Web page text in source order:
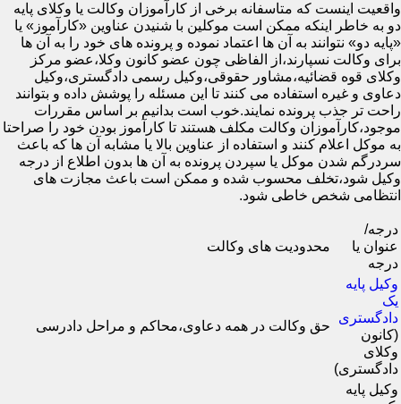
واقعیت اینست که متاسفانه برخی از کارآموزان وکالت یا وکلای پایه
دو به خاطر اینکه ممکن است موکلین با شنیدن عناوین «کارآموز» یا
«پایه دو» نتوانند به آن ها اعتماد نموده و پرونده های خود را به آن ها
برای وکالت نسپارند،از الفاظی چون عضو کانون وکلا،عضو مرکز
وکلای قوه قضائیه،مشاور حقوقی،وکیل رسمی دادگستری،وکیل
دعاوی و غیره استفاده می کنند تا این مسئله را پوشش داده و بتوانند
راحت تر جذب پرونده نمایند.خوب است بدانیم بر اساس مقررات
موجود،کارآموزان وکالت مکلف هستند تا کارآموز بودن خود را صراحتا
به موکل اعلام کنند و استفاده از عناوین بالا یا مشابه آن ها که باعث
سردرگم شدن موکل یا سپردن پرونده به آن ها بدون اطلاع از درجه
وکیل شود،تخلف محسوب شده و ممکن است باعث مجازت های
انتظامی شخص خاطی شود.
درجه/
عنوان یا
درجه
محدودیت های وکالت
وکیل پایه
یک
دادگستری
(کانون
وکلای
دادگستری)
حق وکالت در همه دعاوی،محاکم و مراحل دادرسی
وکیل پایه